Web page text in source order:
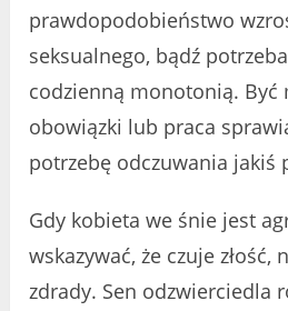
prawdopodobieństwo
seksualnego, bądź
codzienną monotonią. Być
obowiązki lub praca
potrzebę odczuwania jakiś
Gdy kobieta we śnie jest
wskazywać, że czuje złość,
zdrady. Sen odzwierciedla